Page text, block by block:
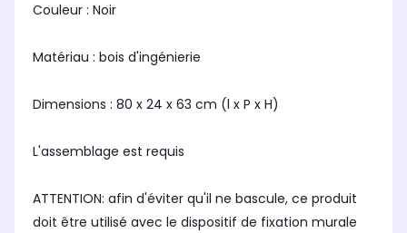
Couleur : Noir
Matériau : bois d'ingénierie
Dimensions : 80 x 24 x 63 cm (l x P x H)
L'assemblage est requis
ATTENTION: afin d'éviter qu'il ne bascule, ce produit
doit être utilisé avec le dispositif de fixation murale